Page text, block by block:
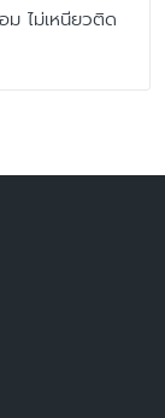
ไม่เหนียวติด